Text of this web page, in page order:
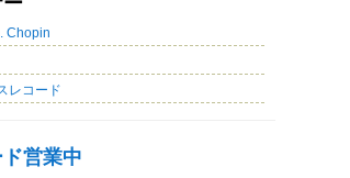
Chopin
レコード
営業中